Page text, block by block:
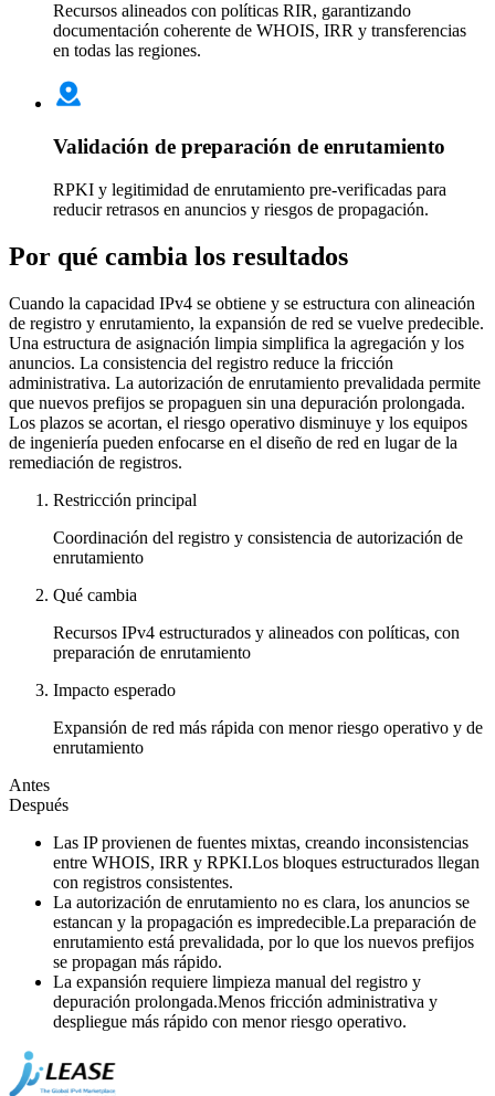
Recursos alineados con políticas RIR, garantizando
documentación coherente de WHOIS, IRR y transferencias
en todas las regiones.
Validación de preparación de enrutamiento
RPKI y legitimidad de enrutamiento pre‑verificadas para
reducir retrasos en anuncios y riesgos de propagación.
Por qué cambia los resultados
Cuando la capacidad IPv4 se obtiene y se estructura con alineación
de registro y enrutamiento, la expansión de red se vuelve predecible.
Una estructura de asignación limpia simplifica la agregación y los
anuncios. La consistencia del registro reduce la fricción
administrativa. La autorización de enrutamiento prevalidada permite
que nuevos prefijos se propaguen sin una depuración prolongada.
Los plazos se acortan, el riesgo operativo disminuye y los equipos
de ingeniería pueden enfocarse en el diseño de red en lugar de la
remediación de registros.
Restricción principal
Coordinación del registro y consistencia de autorización de
enrutamiento
Qué cambia
Recursos IPv4 estructurados y alineados con políticas, con
preparación de enrutamiento
Impacto esperado
Expansión de red más rápida con menor riesgo operativo y de
enrutamiento
Antes
Después
Las IP provienen de fuentes mixtas, creando inconsistencias
entre WHOIS, IRR y RPKI.Los bloques estructurados llegan
con registros consistentes.
La autorización de enrutamiento no es clara, los anuncios se
estancan y la propagación es impredecible.La preparación de
enrutamiento está prevalidada, por lo que los nuevos prefijos
se propagan más rápido.
La expansión requiere limpieza manual del registro y
depuración prolongada.Menos fricción administrativa y
despliegue más rápido con menor riesgo operativo.